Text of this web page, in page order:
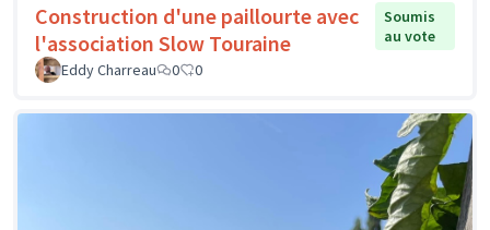
Construction d'une paillourte avec
l'association Slow Touraine
Soumis
au vote
Eddy Charreau
0 0